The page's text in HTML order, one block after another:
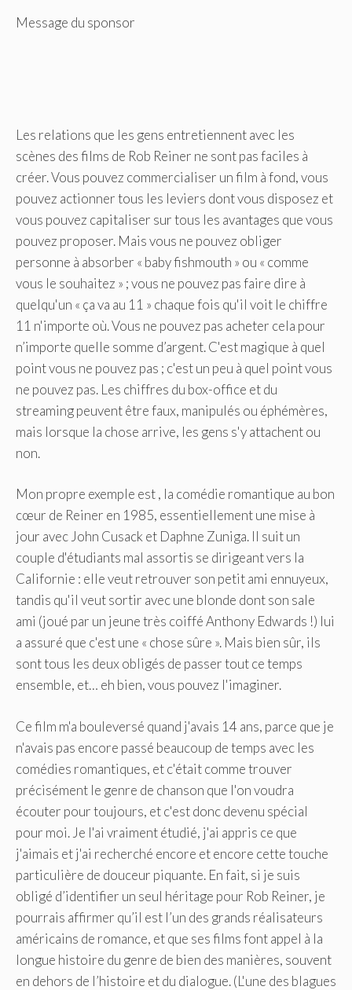
Message du sponsor
Les relations que les gens entretiennent avec les
scènes des films de Rob Reiner ne sont pas faciles à
créer. Vous pouvez commercialiser un film à fond, vous
pouvez actionner tous les leviers dont vous disposez et
vous pouvez capitaliser sur tous les avantages que vous
pouvez proposer. Mais vous ne pouvez obliger
personne à absorber « baby fishmouth » ou « comme
vous le souhaitez » ; vous ne pouvez pas faire dire à
quelqu'un « ça va au 11 » chaque fois qu'il voit le chiffre
11 n'importe où. Vous ne pouvez pas acheter cela pour
n’importe quelle somme d’argent. C'est magique à quel
point vous ne pouvez pas ; c'est un peu à quel point vous
ne pouvez pas. Les chiffres du box-office et du
streaming peuvent être faux, manipulés ou éphémères,
mais lorsque la chose arrive, les gens s'y attachent ou
non.
Mon propre exemple est , la comédie romantique au bon
cœur de Reiner en 1985, essentiellement une mise à
jour avec John Cusack et Daphne Zuniga. Il suit un
couple d'étudiants mal assortis se dirigeant vers la
Californie : elle veut retrouver son petit ami ennuyeux,
tandis qu'il veut sortir avec une blonde dont son sale
ami (joué par un jeune très coiffé Anthony Edwards !) lui
a assuré que c'est une « chose sûre ». Mais bien sûr, ils
sont tous les deux obligés de passer tout ce temps
ensemble, et… eh bien, vous pouvez l'imaginer.
Ce film m'a bouleversé quand j'avais 14 ans, parce que je
n'avais pas encore passé beaucoup de temps avec les
comédies romantiques, et c'était comme trouver
précisément le genre de chanson que l'on voudra
écouter pour toujours, et c'est donc devenu spécial
pour moi. Je l'ai vraiment étudié, j'ai appris ce que
j'aimais et j'ai recherché encore et encore cette touche
particulière de douceur piquante. En fait, si je suis
obligé d’identifier un seul héritage pour Rob Reiner, je
pourrais affirmer qu’il est l’un des grands réalisateurs
américains de romance, et que ses films font appel à la
longue histoire du genre de bien des manières, souvent
en dehors de l’histoire et du dialogue. (L'une des blagues